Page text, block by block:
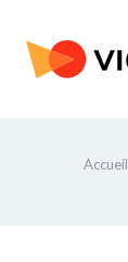
Accueil